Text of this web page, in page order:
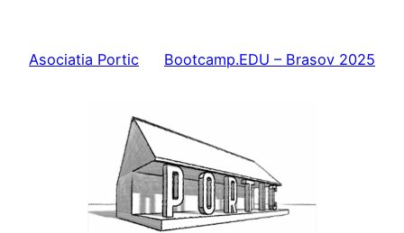
content
Asociatia Portic Bootcamp.EDU – Brasov 2025